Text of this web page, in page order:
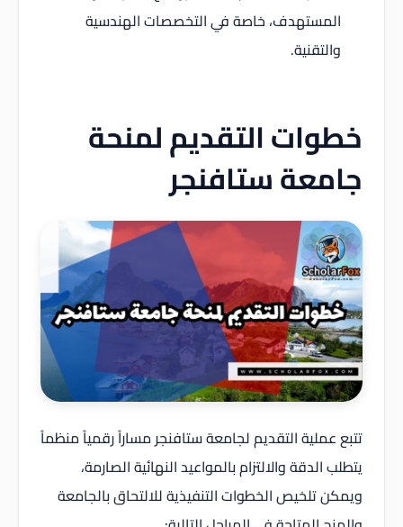
المستهدف، خاصة في التخصصات الهندسية
والتقنية.
خطوات التقديم لمنحة
جامعة ستافنجر
تتبع عملية التقديم لجامعة ستافنجر مساراً رقمياً منظماً
يتطلب الدقة والالتزام بالمواعيد النهائية الصارمة،
ويمكن تلخيص الخطوات التنفيذية للالتحاق بالجامعة